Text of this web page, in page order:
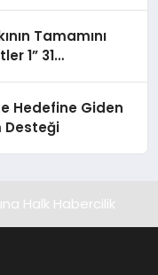
Tamamını
1” 31
Hedefine Giden
Desteği
Halk Habercilik